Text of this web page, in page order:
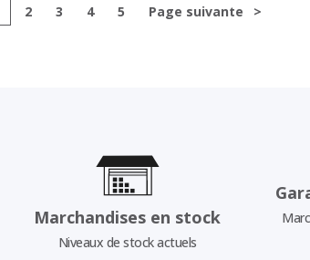
2 3 4 5 Page suivante >
Marchandises en stock
Niveaux de stock actuels